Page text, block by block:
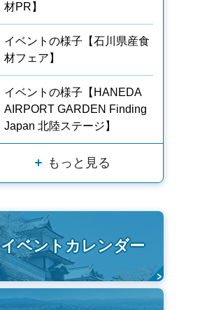
材PR】
イベントの様子【石川県産食
材フェア】
イベントの様子【HANEDA
AIRPORT GARDEN Finding
Japan 北陸ステージ】
もっと見る
イベントカレンダー